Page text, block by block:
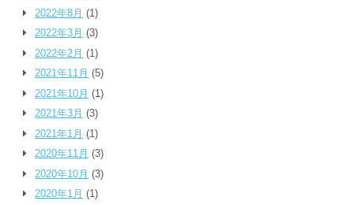
2022年8月 (1)
2022年3月 (3)
2022年2月 (1)
2021年11月 (5)
2021年10月 (1)
2021年3月 (3)
2021年1月 (1)
2020年11月 (3)
2020年10月 (3)
2020年1月 (1)